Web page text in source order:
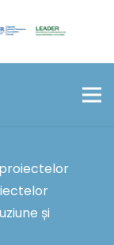
de
Mare!
și